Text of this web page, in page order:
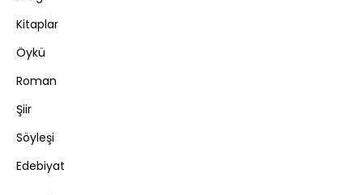
Kitaplar
Öykü
Roman
Şiir
Söyleşi
Edebiyat